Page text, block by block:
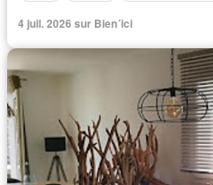
4 juil. 2026 sur Bien´ici